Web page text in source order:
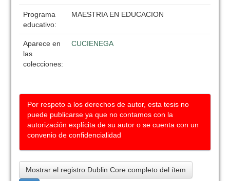
Programa
educativo:
MAESTRIA EN EDUCACION
Aparece en
las
colecciones:
CUCIENEGA
Por respeto a los derechos de autor, esta tesis no
puede publicarse ya que no contamos con la
autorización explícita de su autor o se cuenta con un
convenio de confidencialidad
Mostrar el registro Dublin Core completo del ítem